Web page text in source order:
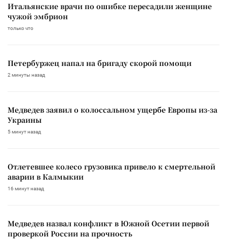
Итальянские врачи по ошибке пересадили женщине
чужой эмбрион
только что
Петербуржец напал на бригаду скорой помощи
2 минуты назад
Медведев заявил о колоссальном ущербе Европы из-за
Украины
5 минут назад
Отлетевшее колесо грузовика привело к смертельной
аварии в Калмыкии
16 минут назад
Медведев назвал конфликт в Южной Осетии первой
проверкой России на прочность